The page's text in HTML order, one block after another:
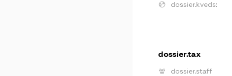
dossier.kveds:
dossier.tax
dossier.staff